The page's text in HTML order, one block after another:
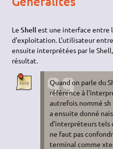
LeShellest une interface entre
d'exploitation. L'utilisateur entre
ensuite interprétées par le
résultat.
Quand on parle du
référence à
autrefois nommé sh
a ensuite donné
d'interpréteurs tels
ne faut pas
terminal comme